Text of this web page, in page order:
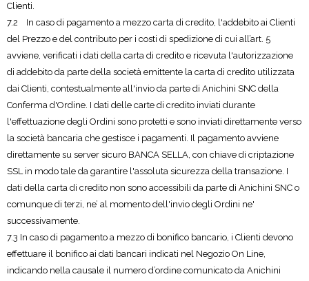
Clienti.
7.2 In caso di pagamento a mezzo carta di credito, l'addebito ai Clienti
del Prezzo e del contributo per i costi di spedizione di cui all’art. 5
avviene, verificati i dati della carta di credito e ricevuta l'autorizzazione
di addebito da parte della società emittente la carta di credito utilizzata
dai Clienti, contestualmente all'invio da parte di Anichini SNC della
Conferma d'Ordine. I dati delle carte di credito inviati durante
l'effettuazione degli Ordini sono protetti e sono inviati direttamente verso
la società bancaria che gestisce i pagamenti. Il pagamento avviene
direttamente su server sicuro BANCA SELLA, con chiave di criptazione
SSL in modo tale da garantire l'assoluta sicurezza della transazione. I
dati della carta di credito non sono accessibili da parte di Anichini SNC o
comunque di terzi, ne’ al momento dell'invio degli Ordini ne'
successivamente.
7.3 In caso di pagamento a mezzo di bonifico bancario, i Clienti devono
effettuare il bonifico ai dati bancari indicati nel Negozio On Line,
indicando nella causale il numero d’ordine comunicato da Anichini